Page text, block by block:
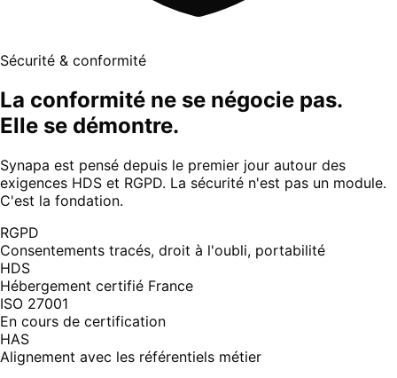
Sécurité & conformité
La conformité ne se négocie pas.
Elle se démontre.
Synapa est pensé depuis le premier jour autour des
exigences HDS et RGPD. La sécurité n'est pas un module.
C'est la fondation.
RGPD
Consentements tracés, droit à l'oubli, portabilité
HDS
Hébergement certifié France
ISO 27001
En cours de certification
HAS
Alignement avec les référentiels métier